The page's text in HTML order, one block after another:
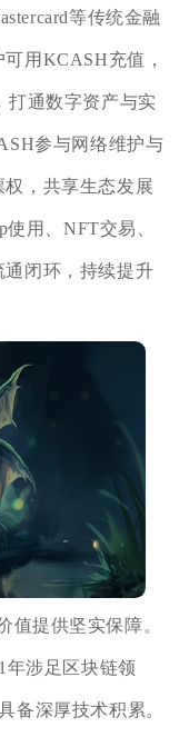
等传统金融
用KCASH充值，
打通数字资产与实
参与网络维护与
，共享生态发展
用、NFT交易、
闭环，持续提升
值提供坚实保障。
年涉足区块链领
备深厚技术积累。